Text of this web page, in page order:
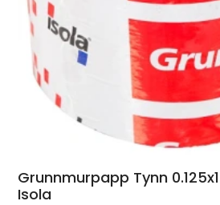
Grunnmurpapp Tynn
Isola